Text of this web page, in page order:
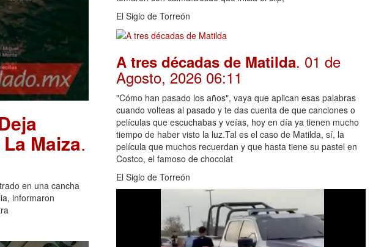
Maiza.
en una cancha
informaron
El Siglo de Torreón
A tres décadas de Matilda. 01 de
Agosto, 2026 06:11
"Cómo han pasado los años", vaya que aplican esas palabras
cuando volteas al pasado y te das cuenta de que canciones o
películas que escuchabas y veías, hoy en día ya tienen mucho
tiempo de haber visto la luz.Tal es el caso de Matilda, sí, la
película que muchos recuerdan y que hasta tiene su pastel en
Costco, el famoso de chocolat
El Siglo de Torreón